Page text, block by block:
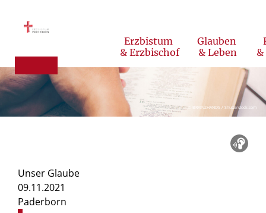
Erzbistum
& Erzbischof
Glauben
& Leben
© BRAIN2HANDS / Shutterstock.com
Unser Glaube
09.11.2021
Paderborn